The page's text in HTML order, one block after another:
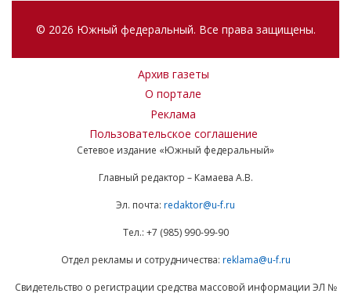
© 2026 Южный федеральный. Все права защищены.
Архив газеты
О портале
Реклама
Пользовательское соглашение
Сетевое издание «Южный федеральный»
Главный редактор – Камаева А.В.
Эл. почта: redaktor@u-f.ru
Тел.: +7 (985) 990-99-90
Отдел рекламы и сотрудничества: reklama@u-f.ru
Свидетельство о регистрации средства массовой информации ЭЛ №